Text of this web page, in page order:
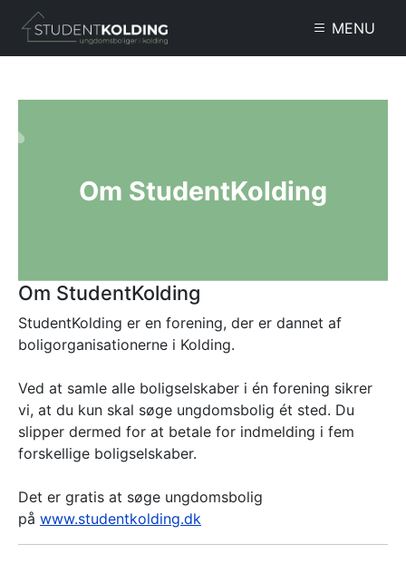
Gå til hovedindhold
MENU
Om StudentKolding
Om StudentKolding
StudentKolding er en forening, der er dannet af
boligorganisationerne i Kolding.
Ved at samle alle boligselskaber i én forening sikrer
vi, at du kun skal søge ungdomsbolig ét sted. Du
slipper dermed for at betale for indmelding i fem
forskellige boligselskaber.
Det er gratis at søge ungdomsbolig
på www.studentkolding.dk